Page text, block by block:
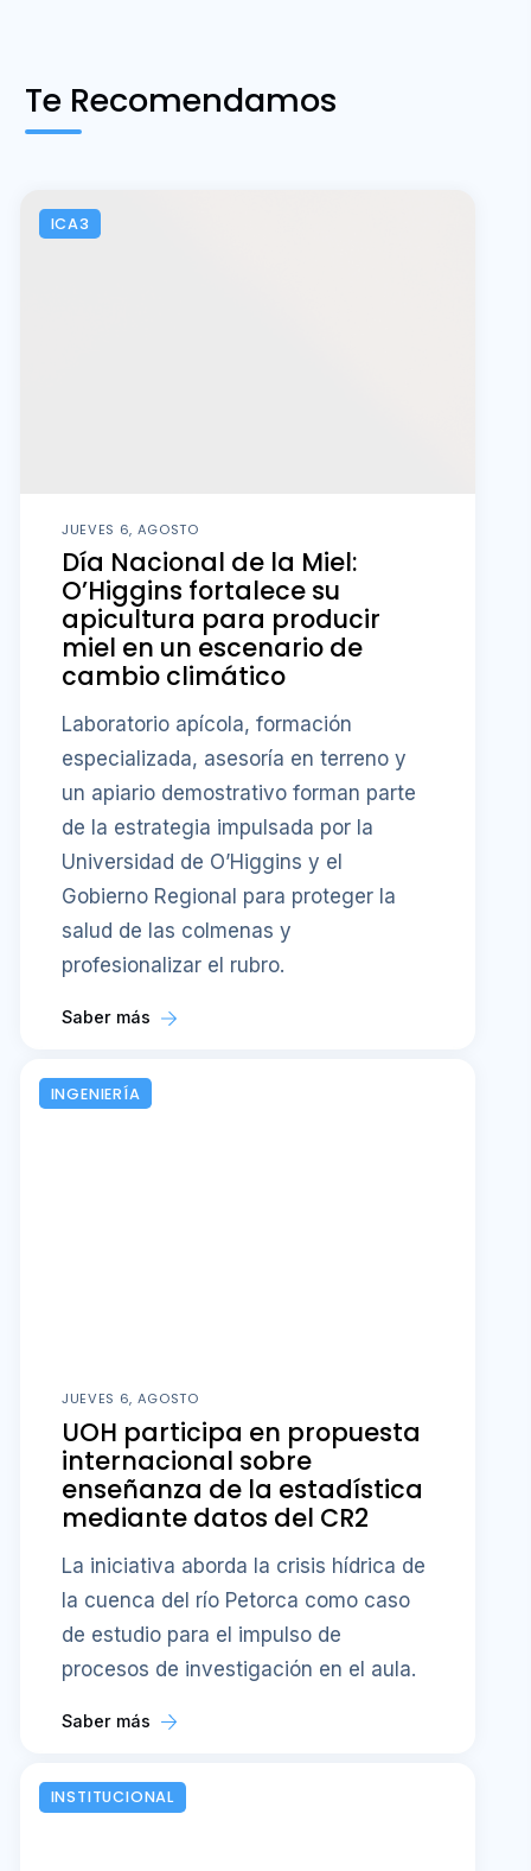
Te Recomendamos
ICA3
JUEVES 6, AGOSTO
Día Nacional de la Miel:
O’Higgins fortalece su
apicultura para producir
miel en un escenario de
cambio climático
Laboratorio apícola, formación
especializada, asesoría en terreno y
un apiario demostrativo forman parte
de la estrategia impulsada por la
Universidad de O’Higgins y el
Gobierno Regional para proteger la
salud de las colmenas y
profesionalizar el rubro.
Saber más
INGENIERÍA
JUEVES 6, AGOSTO
UOH participa en propuesta
internacional sobre
enseñanza de la estadística
mediante datos del CR2
La iniciativa aborda la crisis hídrica de
la cuenca del río Petorca como caso
de estudio para el impulso de
procesos de investigación en el aula.
Saber más
INSTITUCIONAL